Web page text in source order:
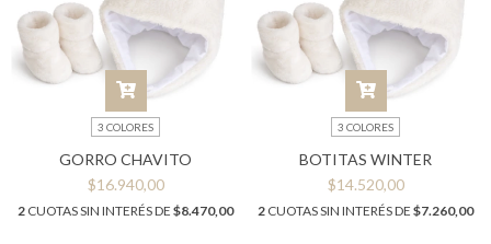
3 COLORES
GORRO CHAVITO
$16.940,00
2 CUOTAS SIN INTERÉS DE $8.470,00
3 COLORES
BOTITAS WINTER
$14.520,00
2 CUOTAS SIN INTERÉS DE $7.260,00